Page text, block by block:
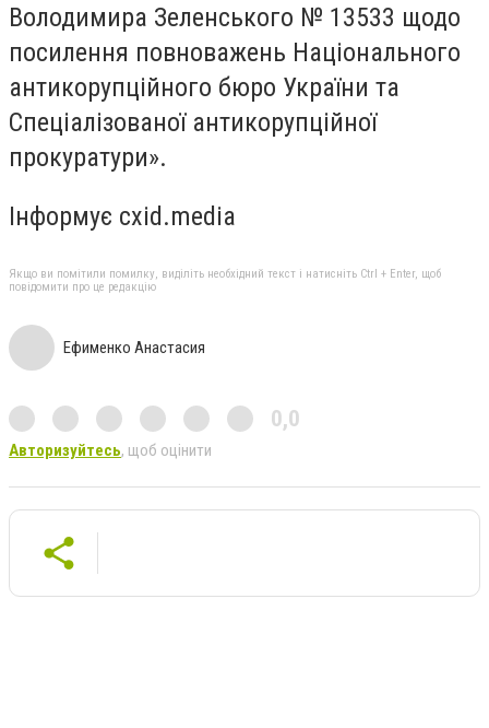
Володимира Зеленського № 13533 щодо
посилення повноважень Національного
антикорупційного бюро України та
Спеціалізованої антикорупційної
прокуратури».
Інформує cxid.media
Якщо ви помітили помилку, виділіть необхідний текст і натисніть Ctrl + Enter, щоб
повідомити про це редакцію
Ефименко Анастасия
0,0
Авторизуйтесь, щоб оцінити